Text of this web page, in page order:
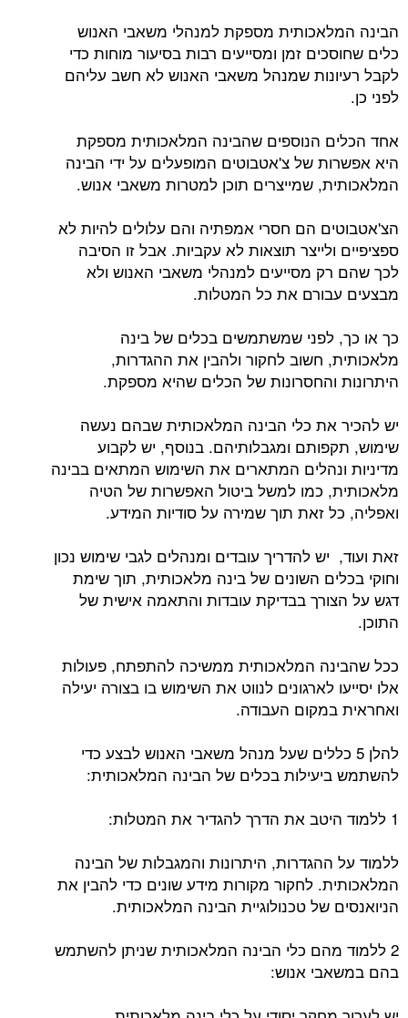
הבינה המלאכותית מספקת למנהלי משאבי האנוש
כלים שחוסכים זמן ומסייעים רבות בסיעור מוחות כדי
לקבל רעיונות שמנהל משאבי האנוש לא חשב עליהם
לפני כן.
אחד הכלים הנוספים שהבינה המלאכותית מספקת
היא אפשרות של צ'אטבוטים המופעלים על ידי הבינה
המלאכותית, שמייצרים תוכן למטרות משאבי אנוש.
הצ'אטבוטים הם חסרי אמפתיה והם עלולים להיות לא
ספציפיים ולייצר תוצאות לא עקביות. אבל זו הסיבה
לכך שהם רק מסייעים למנהלי משאבי האנוש ולא
מבצעים עבורם את כל המטלות.
כך או כך, לפני שמשתמשים בכלים של בינה
מלאכותית, חשוב לחקור ולהבין את ההגדרות,
היתרונות והחסרונות של הכלים שהיא מספקת.
יש להכיר את כלי הבינה המלאכותית שבהם נעשה
שימוש, תקפותם ומגבלותיהם. בנוסף, יש לקבוע
מדיניות ונהלים המתארים את השימוש המתאים בבינה
מלאכותית, כמו למשל ביטול האפשרות של הטיה
ואפליה, כל זאת תוך שמירה על סודיות המידע.
זאת ועוד, יש להדריך עובדים ומנהלים לגבי שימוש נכון
וחוקי בכלים השונים של בינה מלאכותית, תוך שימת
דגש על הצורך בבדיקת עובדות והתאמה אישית של
התוכן.
ככל שהבינה המלאכותית ממשיכה להתפתח, פעולות
אלו יסייעו לארגונים לנווט את השימוש בו בצורה יעילה
ואחראית במקום העבודה.
להלן 5 כללים שעל מנהל משאבי האנוש לבצע כדי
להשתמש ביעילות בכלים של הבינה המלאכותית:
1 ללמוד היטב את הדרך להגדיר את המטלות:
ללמוד על ההגדרות, היתרונות והמגבלות של הבינה
המלאכותית. לחקור מקורות מידע שונים כדי להבין את
הניואנסים של טכנולוגיית הבינה המלאכותית.
2 ללמוד מהם כלי הבינה המלאכותית שניתן להשתמש
בהם במשאבי אנוש: